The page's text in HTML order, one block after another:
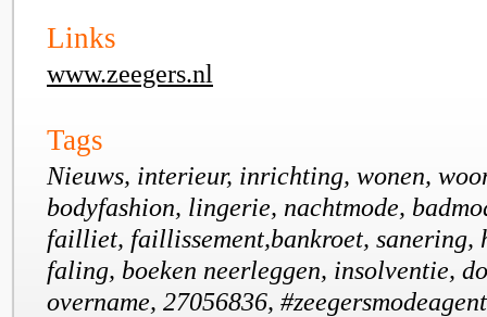
Links
www.zeegers.nl
Tags
Nieuws, interieur, inrichting, wonen,
bodyfashion, lingerie, nachtmode,
failliet, faillissement,bankroet, sanering,
faling, boeken neerleggen, insolventie,
overname, 27056836,